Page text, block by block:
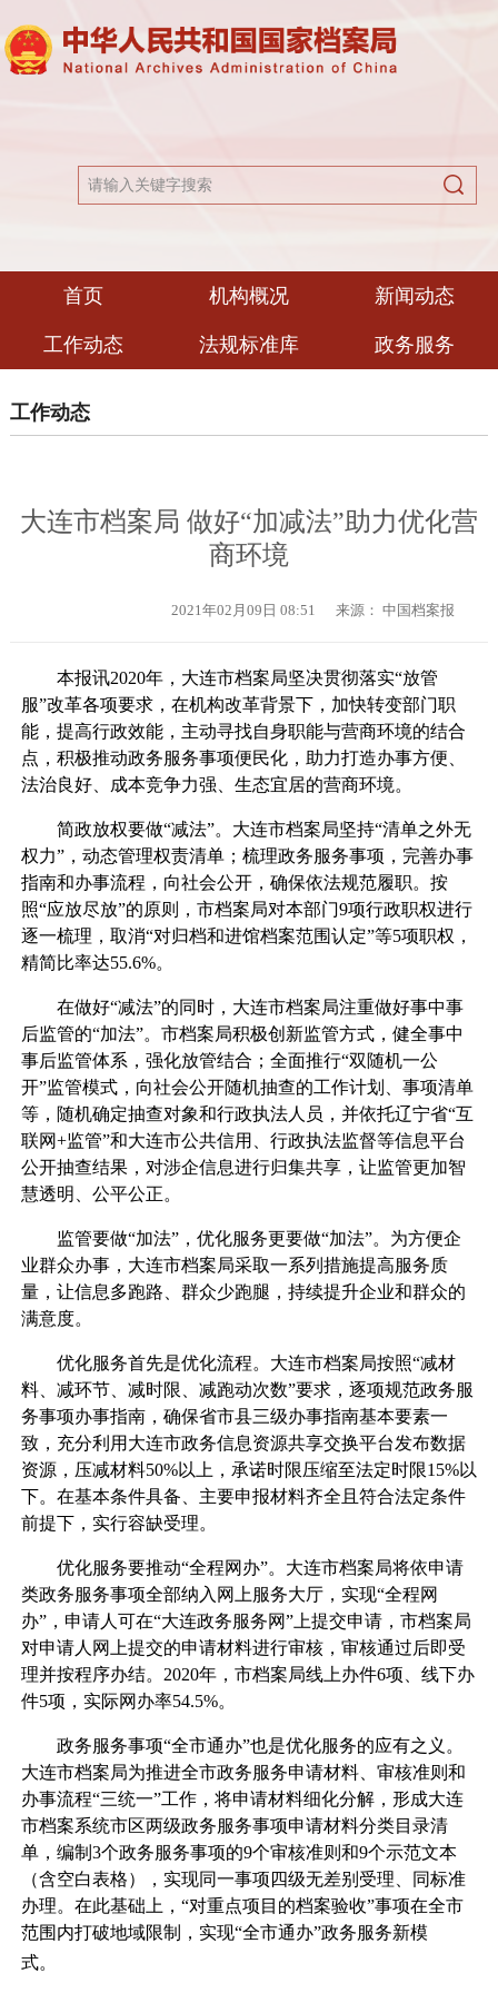
首页 机构概况 新闻动态
工作动态 法规标准库 政务服务
工作动态
大连市档案局 做好“加减法”助力优化营
商环境
2021年02月09日 08:51 来源： 中国档案报
本报讯2020年，大连市档案局坚决贯彻落实“放管
服”改革各项要求，在机构改革背景下，加快转变部门职
能，提高行政效能，主动寻找自身职能与营商环境的结合
点，积极推动政务服务事项便民化，助力打造办事方便、
法治良好、成本竞争力强、生态宜居的营商环境。
简政放权要做“减法”。大连市档案局坚持“清单之外无
权力”，动态管理权责清单；梳理政务服务事项，完善办事
指南和办事流程，向社会公开，确保依法规范履职。按
照“应放尽放”的原则，市档案局对本部门9项行政职权进行
逐一梳理，取消“对归档和进馆档案范围认定”等5项职权，
精简比率达55.6%。
在做好“减法”的同时，大连市档案局注重做好事中事
后监管的“加法”。市档案局积极创新监管方式，健全事中
事后监管体系，强化放管结合；全面推行“双随机一公
开”监管模式，向社会公开随机抽查的工作计划、事项清单
等，随机确定抽查对象和行政执法人员，并依托辽宁省“互
联网+监管”和大连市公共信用、行政执法监督等信息平台
公开抽查结果，对涉企信息进行归集共享，让监管更加智
慧透明、公平公正。
监管要做“加法”，优化服务更要做“加法”。为方便企
业群众办事，大连市档案局采取一系列措施提高服务质
量，让信息多跑路、群众少跑腿，持续提升企业和群众的
满意度。
优化服务首先是优化流程。大连市档案局按照“减材
料、减环节、减时限、减跑动次数”要求，逐项规范政务服
务事项办事指南，确保省市县三级办事指南基本要素一
致，充分利用大连市政务信息资源共享交换平台发布数据
资源，压减材料50%以上，承诺时限压缩至法定时限15%以
下。在基本条件具备、主要申报材料齐全且符合法定条件
前提下，实行容缺受理。
优化服务要推动“全程网办”。大连市档案局将依申请
类政务服务事项全部纳入网上服务大厅，实现“全程网
办”，申请人可在“大连政务服务网”上提交申请，市档案局
对申请人网上提交的申请材料进行审核，审核通过后即受
理并按程序办结。2020年，市档案局线上办件6项、线下办
件5项，实际网办率54.5%。
政务服务事项“全市通办”也是优化服务的应有之义。
大连市档案局为推进全市政务服务申请材料、审核准则和
办事流程“三统一”工作，将申请材料细化分解，形成大连
市档案系统市区两级政务服务事项申请材料分类目录清
单，编制3个政务服务事项的9个审核准则和9个示范文本
（含空白表格），实现同一事项四级无差别受理、同标准
办理。在此基础上，“对重点项目的档案验收”事项在全市
范围内打破地域限制，实现“全市通办”政务服务新模
式。